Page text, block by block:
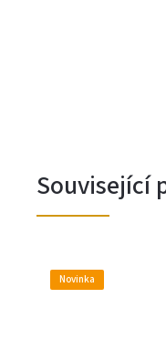
Související
Novinka